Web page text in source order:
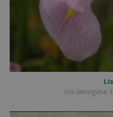
Lis
Iris laevigata